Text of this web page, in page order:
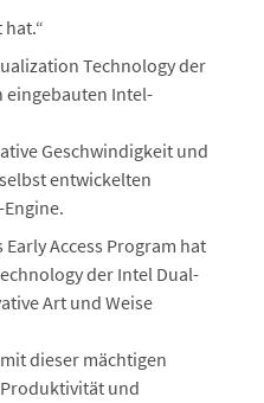
Technology der
eingebauten Intel-
Geschwindigkeit und
entwickelten
Access Program hat
der Intel Dual-
Art und Weise
dieser mächtigen
und